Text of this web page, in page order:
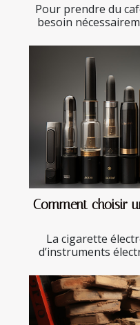
Pour prendre du
besoin
Comment choisir
La cigarette
d’instruments